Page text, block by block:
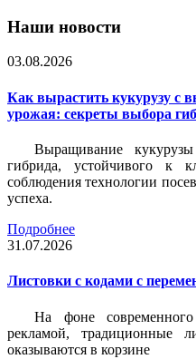
Наши новости
03.08.2026
Как вырастить кукурузу с
урожая: секреты выбора
Выращивание
гибрида, устойчивого к
соблюдения технологии
успеха.
Подробнее
31.07.2026
Листовки c кодами с
На фоне
рекламой, традиционные
оказываются в корзине